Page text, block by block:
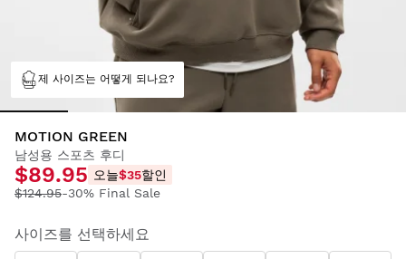
제 사이즈는 어떻게 되나요?
MOTION GREEN
남성용 스포츠 후디
$89.95 오늘$35할인
$124.95-30% Final Sale
사이즈를 선택하세요